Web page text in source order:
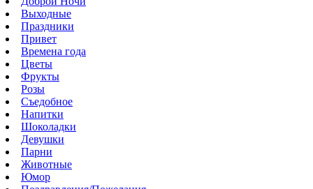
Выходные
Праздники
Привет
Времена года
Цветы
Фрукты
Розы
Съедобное
Напитки
Шоколадки
Девушки
Парни
Животные
Юмор